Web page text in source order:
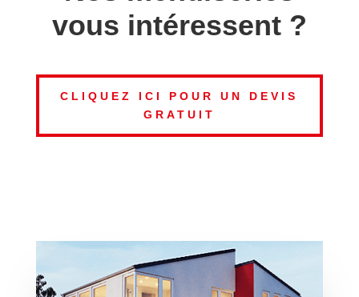
vous intéressent ?
CLIQUEZ ICI POUR UN DEVIS
GRATUIT